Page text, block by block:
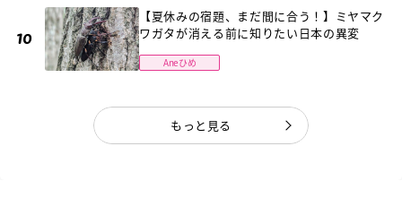
【夏休みの宿題、まだ間に合う！】ミヤマク
ワガタが消える前に知りたい日本の異変
Aneひめ
もっと見る